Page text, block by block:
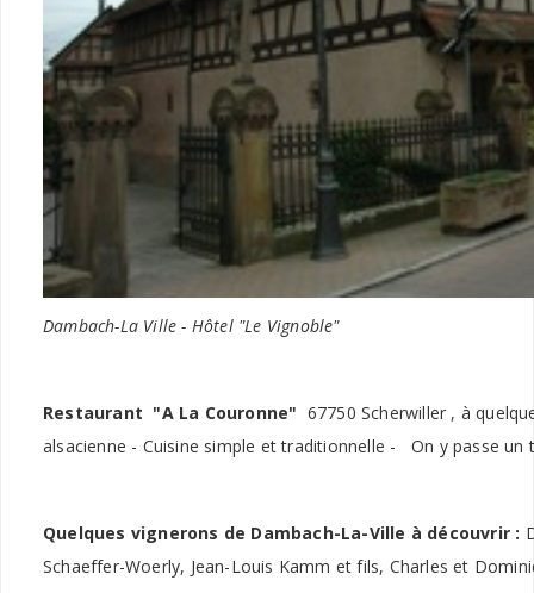
Dambach-La Ville - Hôtel "Le Vignoble"
Restaurant "A La Couronne" 67750 Scherwiller , à
alsacienne - Cuisine simple et traditionnelle - On y passe un
Quelques vignerons de Dambach-La-Ville à découvrir :
Schaeffer-Woerly, Jean-Louis Kamm et fils, Charles et